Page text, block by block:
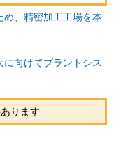
、精密加工工場を本
向けてプラントシス
ります